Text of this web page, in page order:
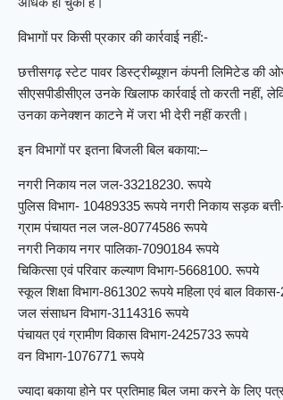
विभागों पर किसी प्रकार की कार्रवाई नहीं:-
छत्तीसगढ़ स्टेट पावर डिस्ट्रीब्यूशन कंपनी लिमिटेड की
सीएसपीडीसीएल उनके खिलाफ कार्रवाई तो करती नहीं,
उनका कनेक्शन काटने में जरा भी देरी नहीं करती।
इन विभागों पर इतना बिजली बिल बकाया:–
नगरी निकाय नल जल-33218230. रूपये
पुलिस विभाग- 10489335 रूपये नगरी निकाय सड़क
ग्राम पंचायत नल जल-80774586 रूपये
नगरी निकाय नगर पालिका-7090184 रूपये
चिकित्सा एवं परिवार कल्याण विभाग-5668100. रूपये
स्कूल शिक्षा विभाग-861302 रूपये महिला एवं बाल
जल संसाधन विभाग-3114316 रूपये
पंचायत एवं ग्रामीण विकास विभाग-2425733 रूपये
वन विभाग-1076771 रूपये
ज्यादा बकाया होने पर प्रतिमाह बिल जमा करने के लिए